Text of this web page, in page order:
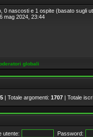
0 nascosti e 1 ospite (basato sugli
mag 2024, 23:44
globali
| Totale argomenti: 1707 | Totale
utente: Password: